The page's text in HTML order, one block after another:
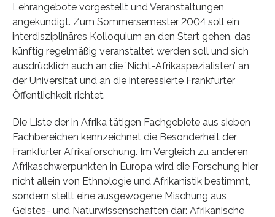
Lehrangebote vorgestellt und Veranstaltungen
angekündigt. Zum Sommersemester 2004 soll ein
interdisziplinäres Kolloquium an den Start gehen, das
künftig regelmäßig veranstaltet werden soll und sich
ausdrücklich auch an die ’Nicht-Afrikaspezialisten’ an
der Universität und an die interessierte Frankfurter
Öffentlichkeit richtet.
Die Liste der in Afrika tätigen Fachgebiete aus sieben
Fachbereichen kennzeichnet die Besonderheit der
Frankfurter Afrikaforschung. Im Vergleich zu anderen
Afrikaschwerpunkten in Europa wird die Forschung hier
nicht allein von Ethnologie und Afrikanistik bestimmt,
sondern stellt eine ausgewogene Mischung aus
Geistes- und Naturwissenschaften dar: Afrikanische